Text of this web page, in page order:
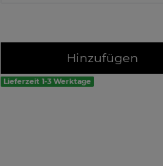
Hinzufügen
Lieferzeit 1-3 Werktage